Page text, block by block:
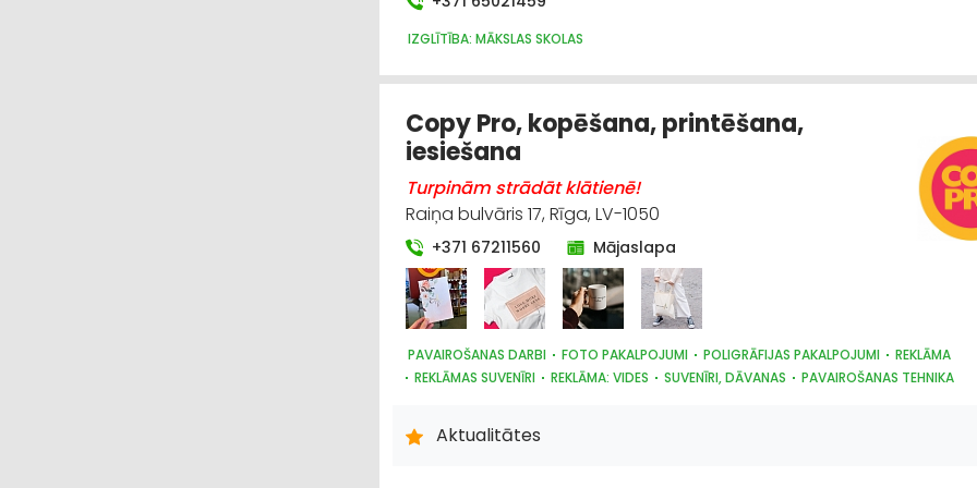
IZGLĪTĪBA: MĀKSLAS SKOLAS
Copy Pro, kopēšana, printēšana,
iesiešana
Turpinām strādāt klātienē!
Raiņa bulvāris 17, Rīga, LV-1050
+371 67211560 Mājaslapa
PAVAIROŠANAS DARBI FOTO PAKALPOJUMI POLIGRĀFIJAS PAKALPOJUMI
REKLĀMA
REKLĀMAS SUVENĪRI
REKLĀMA: VIDES SUVENĪRI, DĀVANAS PAVAIROŠANAS TEHNIKA
Aktualitātes